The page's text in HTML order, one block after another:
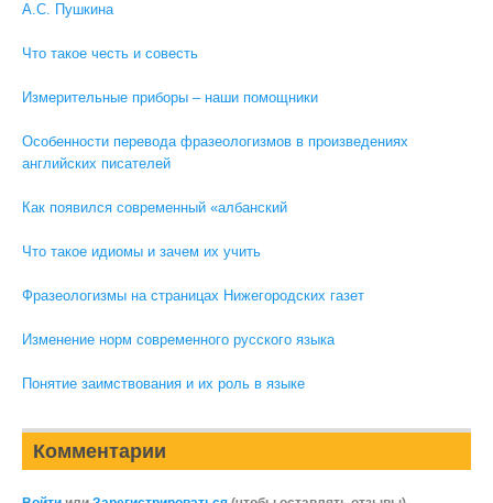
А.С. Пушкина
Что такое честь и совесть
Измерительные приборы – наши помощники
Особенности перевода фразеологизмов в произведениях
английских писателей
Как появился современный «албанский
Что такое идиомы и зачем их учить
Фразеологизмы на страницах Нижегородских газет
Изменение норм современного русского языка
Понятие заимствования и их роль в языке
Комментарии